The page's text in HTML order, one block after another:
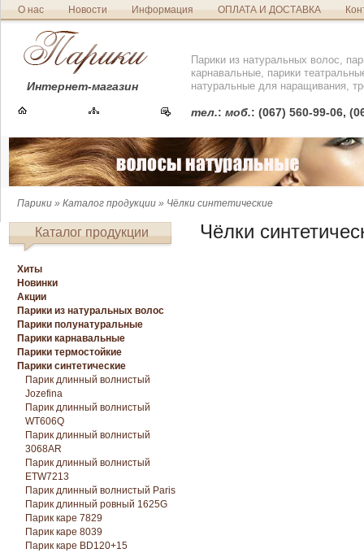
О нас Новости Информация ОПЛАТА И ДОСТАВКА
Интернет-магазин
Парики из натуральных волос,
карнавальные, парики
натуральные для наращивания,
тел.: моб.: (067) 560-99-06,
Парики » Каталог продукции » Чёлки синтетические
Каталог продукции
Хиты
Новинки
Акции
Парики из натуральных волос
Парики полунатуральные
Парики карнавальные
Парики термостойкие
Парики синтетические
Парик длинный волнистый
Jozefina
Парик длинный волнистый
WT606Q
Парик длинный волнистый
3068AR
Парик длинный волнистый
ETW7213
Парик длинный волнистый Paris
Парик длинный ровный 1625G
Парик каре 7829
Парик каре 8039
Парик каре BD120+15
Чёлки